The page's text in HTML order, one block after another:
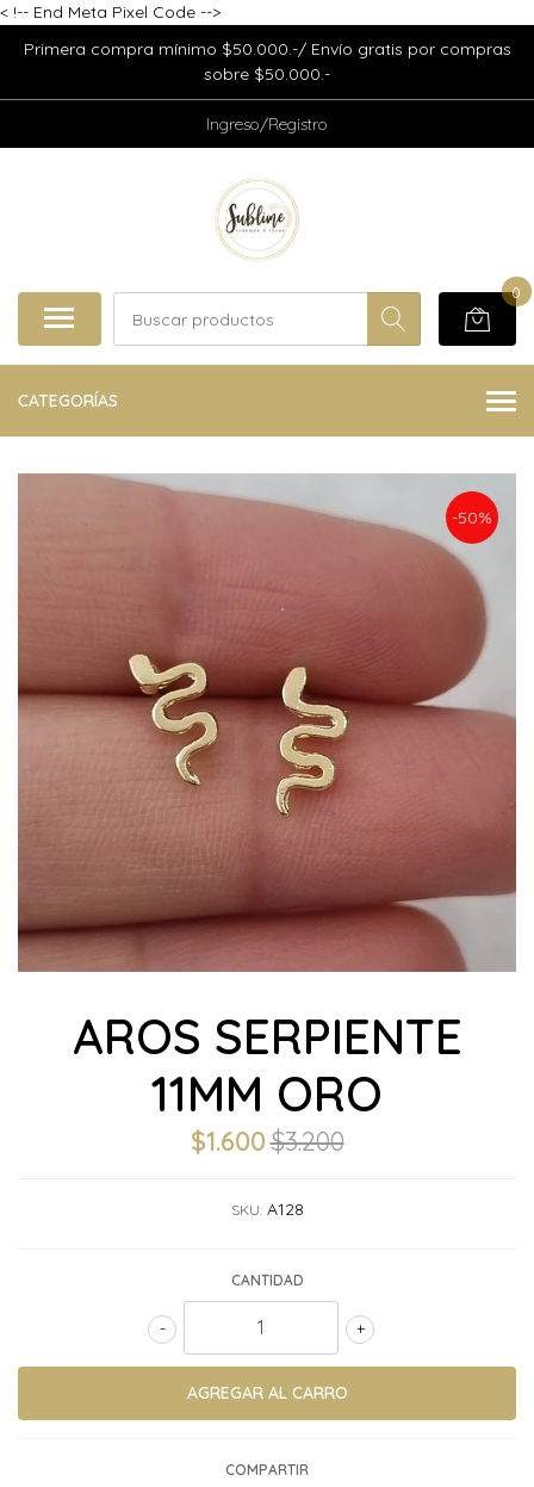
< !-- End Meta Pixel Code -->
Primera compra mínimo $50.000.-/ Envío gratis por compras
sobre $50.000.-
Ingreso/Registro
0
CATEGORÍAS
-50%
AROS SERPIENTE
11MM ORO
$1.600$3.200
SKU: A128
CANTIDAD
+
-
COMPARTIR